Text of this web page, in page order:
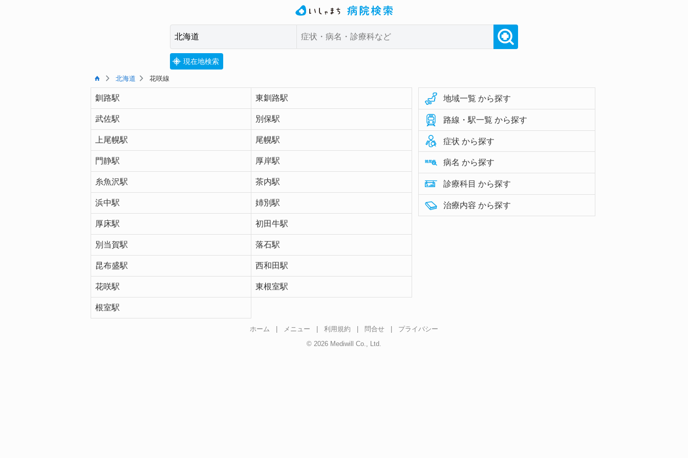
現在地検索
北海道 花咲線
釧路駅 東釧路駅
武佐駅 別保駅
上尾幌駅 尾幌駅
門静駅 厚岸駅
糸魚沢駅 茶内駅
浜中駅 姉別駅
厚床駅 初田牛駅
別当賀駅 落石駅
昆布盛駅 西和田駅
花咲駅 東根室駅
根室駅
地域一覧 から探す
路線・駅一覧 から探す
症状 から探す
病名 から探す
診療科目 から探す
治療内容 から探す
ホーム メニュー 利用規約 問合せ
プライバシー
© 2026 Mediwill Co., Ltd.